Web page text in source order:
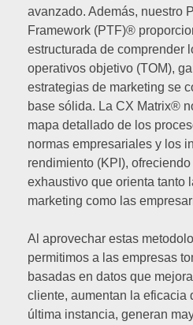
avanzado. Además, nuestro
Framework (PTF)®
estructurada de comprender
operativos objetivo (TOM),
estrategias de marketing se
base sólida. La CX Matrix®
mapa detallado de los
normas empresariales y los
rendimiento (KPI),
exhaustivo que orienta tanto
marketing como las
Al aprovechar estas
permitimos a las empresas
basadas en datos que
cliente, aumentan la eficacia
última instancia, generan